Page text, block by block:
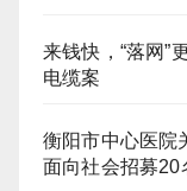
来钱快，“落网
电缆案
衡阳市中心医院
面向社会招募20